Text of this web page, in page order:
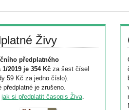
Živy
předplatného
2019 je 354 Kč za šest čísel
59 Kč za jedno číslo).
předplatné je zrušeno.
jak si předplatit časopis Živa.